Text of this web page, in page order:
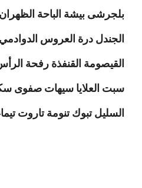
بلجرشى بيشة الباحة
الجندل درة العروس
القيصومة القنفذة رفحة
سبت العلايا سيهات صفوى
السليل تبوك تنومة تاروت